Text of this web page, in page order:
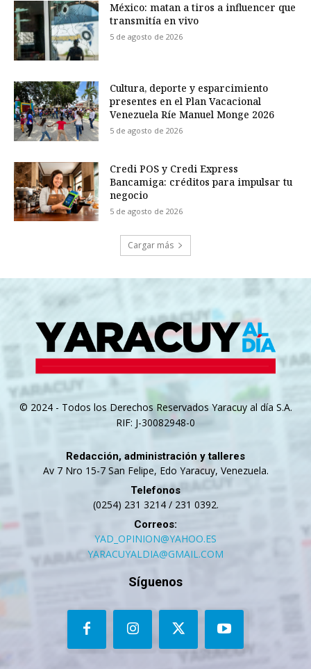
México: matan a tiros a influencer que
transmitía en vivo
5 de agosto de 2026
Cultura, deporte y esparcimiento
presentes en el Plan Vacacional
Venezuela Ríe Manuel Monge 2026
5 de agosto de 2026
Credi POS y Credi Express
Bancamiga: créditos para impulsar tu
negocio
5 de agosto de 2026
Cargar más
© 2024 - Todos los Derechos Reservados Yaracuy al día S.A.
RIF: J-30082948-0
Redacción, administración y talleres
Av 7 Nro 15-7 San Felipe, Edo Yaracuy, Venezuela.
Telefonos
(0254) 231 3214 / 231 0392.
Correos:
YAD_OPINION@YAHOO.ES
YARACUYALDIA@GMAIL.COM
Síguenos